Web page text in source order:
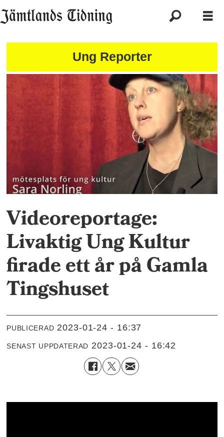
Ung Reporter
Videoreportage:
Livaktig Ung Kultur
firade ett år på Gamla
Tingshuset
PUBLICERAD 2023-01-24 - 16:37
SENAST UPPDATERAD 2023-01-24 - 16:42